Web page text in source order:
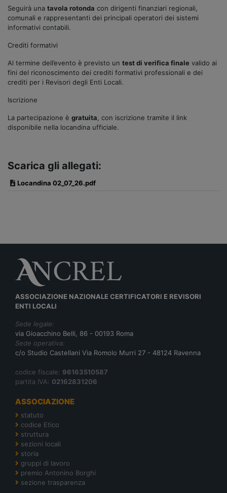
Seguirà una tavola rotonda con dirigenti finanziari regionali,
comunali e rappresentanti dei principali operatori dei sistemi
informativi contabili.
Crediti formativi
Al termine dell’evento è previsto un test di verifica finale valido ai
fini del riconoscimento dei crediti formativi professionali e dei
crediti per i Revisori degli Enti Locali.
Iscrizione
La partecipazione è gratuita , con iscrizione tramite il link
disponibile nella locandina ufficiale.
Scarica gli allegati:
Locandina 02_07_26.pdf
ASSOCIAZIONE NAZIONALE CERTIFICATORI E REVISORI
ENTI LOCALI
Sede legale:
via Gioacchino Belli, 86 - 00193 Roma
Sede operativa:
c/o Studio Castellani Via Romolo Murri 27 - 48124 Ravenna
codice fiscale: 96163510587
partita IVA: 02162831206
ASSOCIAZIONE
statuto
codice Etico
struttura
sezioni locali
storia
gruppi di lavoro
premio Antonino Borghi
sezione trasparenza